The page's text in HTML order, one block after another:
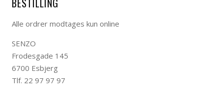
Alle ordrer modtages kun online
SENZO
Frodesgade 145
6700 Esbjerg
Tlf. 22 97 97 97